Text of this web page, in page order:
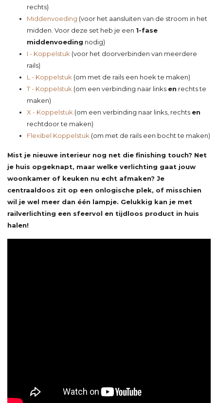
rechts)
Middenvoeding (voor het aansluiten van de stroom in het
midden. Voor deze set heb je een 1-fase
middenvoeding nodig)
I - Koppelstuk (voor het doorverbinden van meerdere
rails)
L - Koppelstuk (om met de rails een hoek te maken)
T - Koppelstuk (om een verbinding naar links en rechts te
maken)
X - Koppelstuk (om een verbinding naar links, rechts en
rechtdoor te maken)
Flexibel Koppelstuk (om met de rails een bocht te maken)
Mist je nieuwe interieur nog net die finishing touch? Net
je huis opgeknapt, maar welke verlichting gaat jouw
woonkamer of keuken nu echt afmaken? Je
centraaldoos zit op een onlogische plek, of misschien
wil je wel meer dan één lampje. Gelukkig kan je met
railverlichting een sfeervol en tijdloos product in huis
halen!